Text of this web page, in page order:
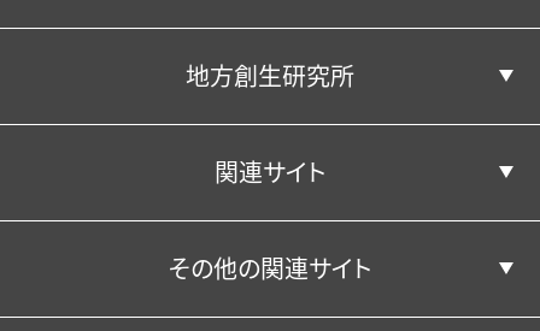
学部学科並びに人材養成の目的
在籍担当教員
研究成果
キャンパス・施設
松平記念図書館
アクセス
公共政策コース
経営・会計コース
国際ビジネスコース
スポーツマネジメントコース
経済学部経済学科
経済学部経営学科
一般教育担当教員
エクステンション（課外講座）
年間行事（学内イベント）
クラブ活動・学友会
学生サポート（福利厚生）
卒業生の声
在学生の声
教員の声
地方創生研究所
地方創生研究所
関連サイト
関東学園大学附属高等学校
その他の関連サイト